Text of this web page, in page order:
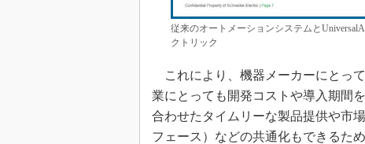
従来のオートメーションシステムと
クトリック
これにより、機器メーカーにとっ
業にとっても開発コストや導入期間
合わせたタイムリーな製品提供や市
フェース）などの共通化もできるた